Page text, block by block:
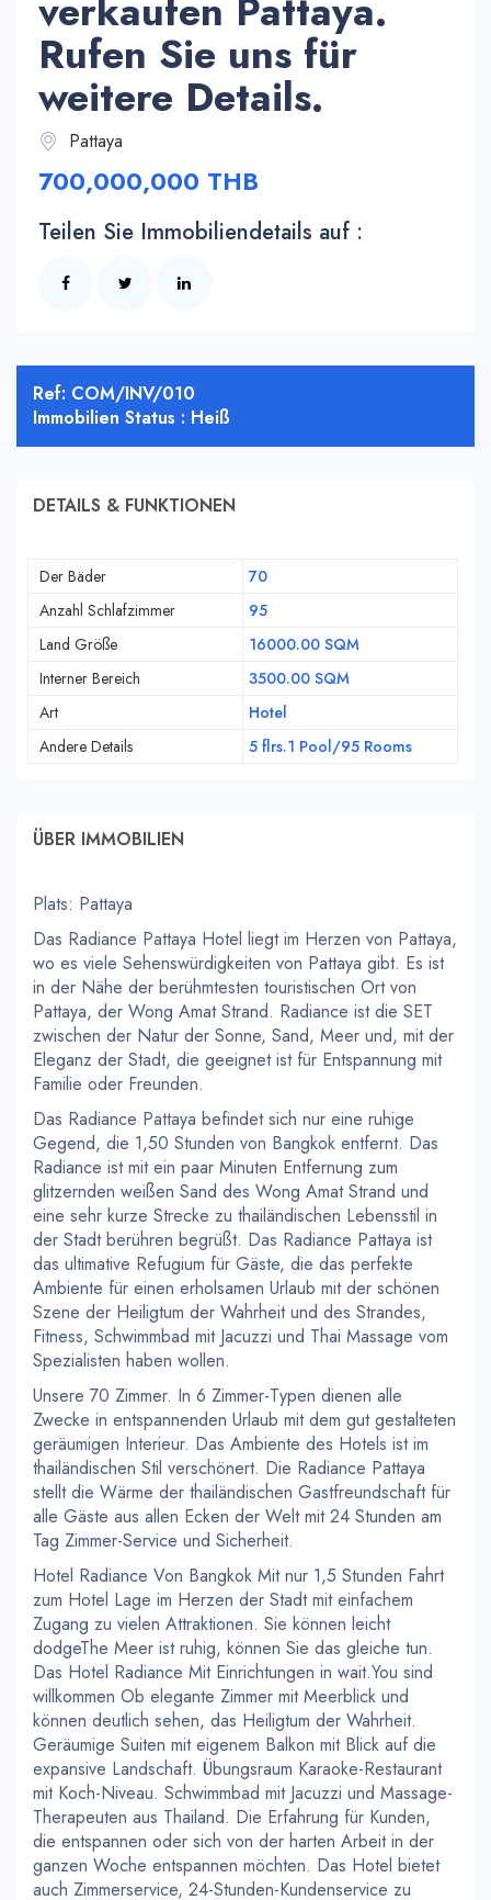
verkaufen Pattaya.
Rufen Sie uns für
weitere Details.
Pattaya
700,000,000 THB
Teilen Sie Immobiliendetails auf :
Ref: COM/INV/010
Immobilien Status : Heiß
DETAILS & FUNKTIONEN
Der Bäder
70
Anzahl Schlafzimmer
95
Land Größe
16000.00 SQM
Interner Bereich
3500.00 SQM
Art
Hotel
Andere Details
5 flrs.1 Pool/95 Rooms
ÜBER IMMOBILIEN
Plats: Pattaya
Das Radiance Pattaya Hotel liegt im Herzen von Pattaya,
wo es viele Sehenswürdigkeiten von Pattaya gibt. Es ist
in der Nähe der berühmtesten touristischen Ort von
Pattaya, der Wong Amat Strand. Radiance ist die SET
zwischen der Natur der Sonne, Sand, Meer und, mit der
Eleganz der Stadt, die geeignet ist für Entspannung mit
Familie oder Freunden.
Das Radiance Pattaya befindet sich nur eine ruhige
Gegend, die 1,50 Stunden von Bangkok entfernt. Das
Radiance ist mit ein paar Minuten Entfernung zum
glitzernden weißen Sand des Wong Amat Strand und
eine sehr kurze Strecke zu thailändischen Lebensstil in
der Stadt berühren begrüßt. Das Radiance Pattaya ist
das ultimative Refugium für Gäste, die das perfekte
Ambiente für einen erholsamen Urlaub mit der schönen
Szene der Heiligtum der Wahrheit und des Strandes,
Fitness, Schwimmbad mit Jacuzzi und Thai Massage vom
Spezialisten haben wollen.
Unsere 70 Zimmer. In 6 Zimmer-Typen dienen alle
Zwecke in entspannenden Urlaub mit dem gut gestalteten
geräumigen Interieur. Das Ambiente des Hotels ist im
thailändischen Stil verschönert. Die Radiance Pattaya
stellt die Wärme der thailändischen Gastfreundschaft für
alle Gäste aus allen Ecken der Welt mit 24 Stunden am
Tag Zimmer-Service und Sicherheit.
Hotel Radiance Von Bangkok Mit nur 1,5 Stunden Fahrt
zum Hotel Lage im Herzen der Stadt mit einfachem
Zugang zu vielen Attraktionen. Sie können leicht
dodgeThe Meer ist ruhig, können Sie das gleiche tun.
Das Hotel Radiance Mit Einrichtungen in wait.You sind
willkommen Ob elegante Zimmer mit Meerblick und
können deutlich sehen, das Heiligtum der Wahrheit.
Geräumige Suiten mit eigenem Balkon mit Blick auf die
expansive Landschaft. Übungsraum Karaoke-Restaurant
mit Koch-Niveau. Schwimmbad mit Jacuzzi und Massage-
Therapeuten aus Thailand. Die Erfahrung für Kunden,
die entspannen oder sich von der harten Arbeit in der
ganzen Woche entspannen möchten. Das Hotel bietet
auch Zimmerservice, 24-Stunden-Kundenservice zu